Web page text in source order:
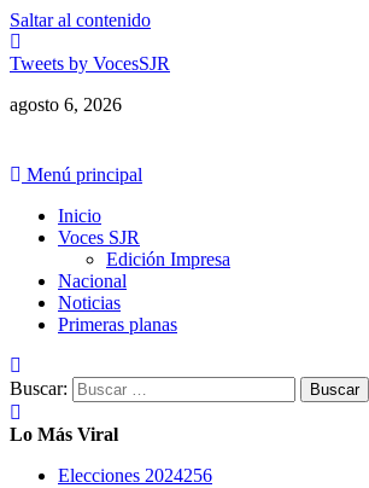
Saltar al contenido
Tweets by VocesSJR
agosto 6, 2026
Menú principal
Inicio
Voces SJR
Edición Impresa
Nacional
Noticias
Primeras planas
Buscar:
Lo Más Viral
Elecciones 2024256